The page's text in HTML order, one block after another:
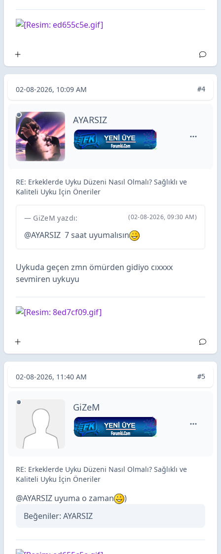
02-08-2026, 10:09 AM #4
AYARSIZ
RE: Erkeklerde Uyku Düzeni Nasıl Olmalı? Sağlıklı ve
Kaliteli Uyku İçin Öneriler
(02-08-2026, 09:30 AM)
GiZeM yazdı:
@AYARSIZ 7 saat uyumalısın
Uykuda geçen zmn ömürden gidiyo cıxxxx
sevmiren uykuyu
02-08-2026, 11:40 AM #5
GiZeM
RE: Erkeklerde Uyku Düzeni Nasıl Olmalı? Sağlıklı ve
Kaliteli Uyku İçin Öneriler
@AYARSIZ uyuma o zaman
)
Beğeniler: AYARSIZ